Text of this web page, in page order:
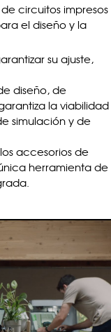
circuitos impresos
el diseño y la
su ajuste,
diseño, de
la viabilidad
simulación y de
accesorios de
herramienta de